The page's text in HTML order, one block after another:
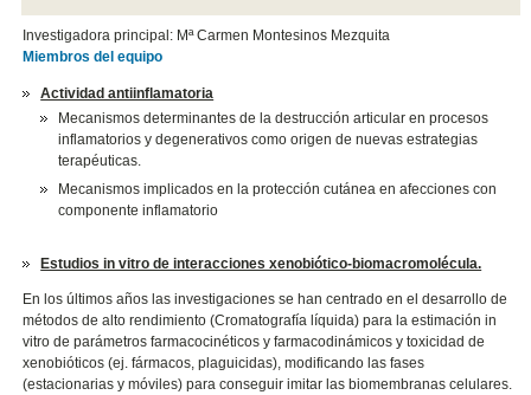
Investigadora principal: Mª Carmen Montesinos Mezquita
Miembros del equipo
Actividad antiinflamatoria
Mecanismos determinantes de la destrucción articular en procesos
inflamatorios y degenerativos como origen de nuevas estrategias
terapéuticas.
Mecanismos implicados en la protección cutánea en afecciones con
componente inflamatorio
Estudios in vitro de interacciones xenobiótico-biomacromolécula.
En los últimos años las investigaciones se han centrado en el desarrollo de
métodos de alto rendimiento (Cromatografía líquida) para la estimación in
vitro de parámetros farmacocinéticos y farmacodinámicos y toxicidad de
xenobióticos (ej. fármacos, plaguicidas), modificando las fases
(estacionarias y móviles) para conseguir imitar las biomembranas celulares.